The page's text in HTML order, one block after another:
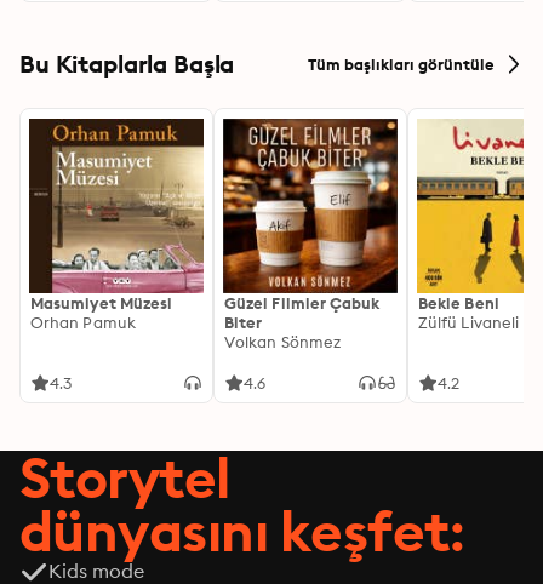
Bu Kitaplarla Başla Tüm başlıkları görüntüle
Masumiyet Müzesi
Orhan Pamuk
4.3
Güzel Filmler Çabuk
Biter
Volkan Sönmez
4.6
Bekle Beni
Zülfü Livaneli
4.2
Storytel
dünyasını keşfet:
Kids mode